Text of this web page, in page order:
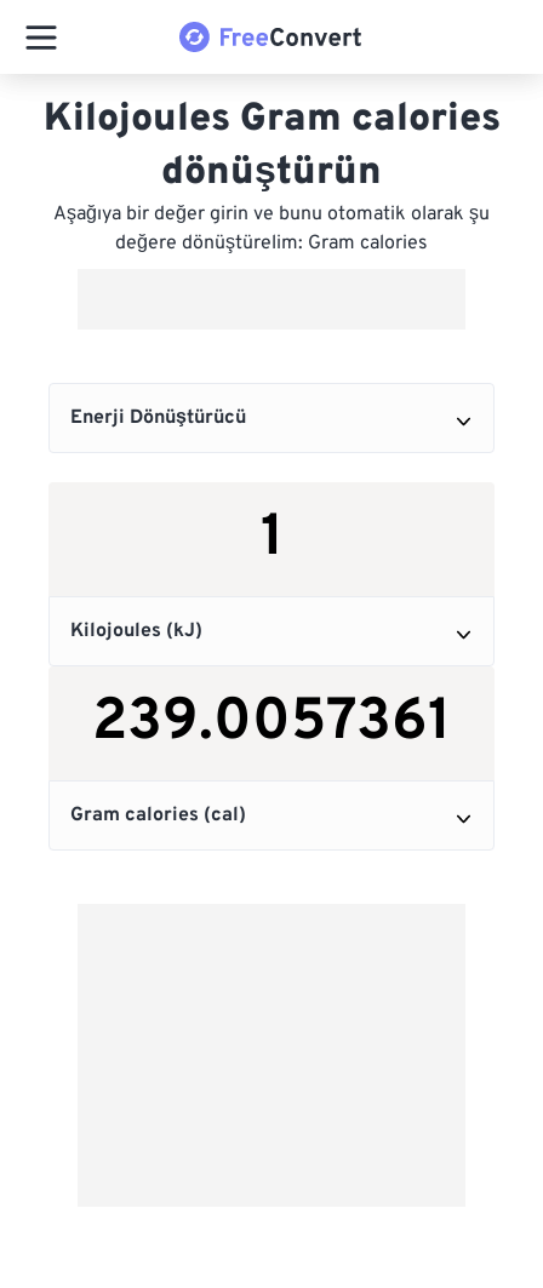
Kilojoules Gram calories
dönüştürün
Aşağıya bir değer girin ve bunu otomatik olarak şu
değere dönüştürelim: Gram calories